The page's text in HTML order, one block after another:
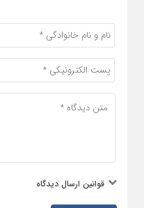
قوانین ارسال دیدگاه